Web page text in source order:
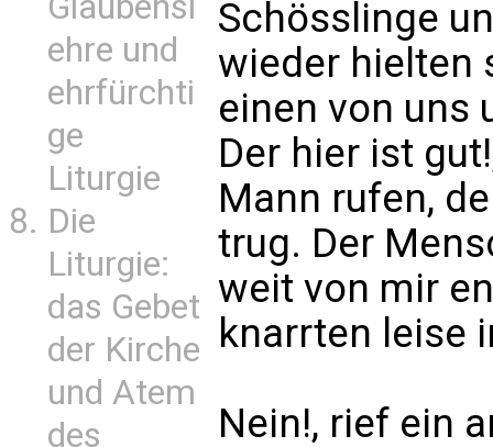
ehre und
ehrfürchti
ge
Liturgie
Die
Liturgie:
das Gebet
der Kirche
und Atem
des
Schösslinge
wieder hielten
einen von uns
Der hier ist
Mann rufen,
trug. Der
weit von mir
knarrten leise
Nein!, rief